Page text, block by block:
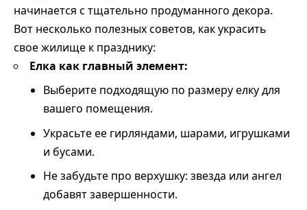
начинается с тщательно продуманного декора.
Вот несколько полезных советов, как украсить
свое жилище к празднику:
Елка как главный элемент:
Выберите подходящую по размеру елку для
вашего помещения.
Украсьте ее гирляндами, шарами, игрушками
и бусами.
Не забудьте про верхушку: звезда или ангел
добавят завершенности.